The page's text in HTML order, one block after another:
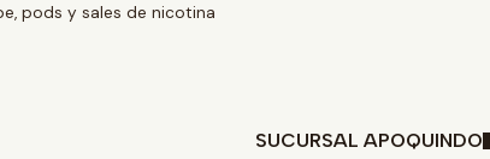
pods y sales de nicotina
SUCURSAL APOQUINDO